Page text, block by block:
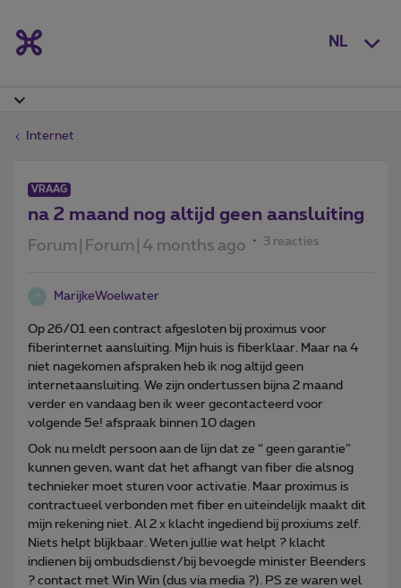
NL
Internet
VRAAG
na 2 maand nog altijd geen aansluiting
Forum|Forum|4 months ago 3 reacties
M MarijkeWoelwater
Op 26/01 een contract afgesloten bij proximus voor
fiberinternet aansluiting. Mijn huis is fiberklaar. Maar na 4
niet nagekomen afspraken heb ik nog altijd geen
internetaansluiting. We zijn ondertussen bijna 2 maand
verder en vandaag ben ik weer gecontacteerd voor
volgende 5e! afspraak binnen 10 dagen
Ook nu meldt persoon aan de lijn dat ze “ geen garantie”
kunnen geven, want dat het afhangt van fiber die alsnog
technieker moet sturen voor activatie. Maar proximus is
contractueel verbonden met fiber en uiteindelijk maakt dit
mijn rekening niet. Al 2 x klacht ingediend bij proxiums zelf.
Niets helpt blijkbaar. Weten jullie wat helpt ? klacht
indienen bij ombudsdienst/bij bevoegde minister Beenders
? contact met Win Win (dus via media ?). PS ze waren wel